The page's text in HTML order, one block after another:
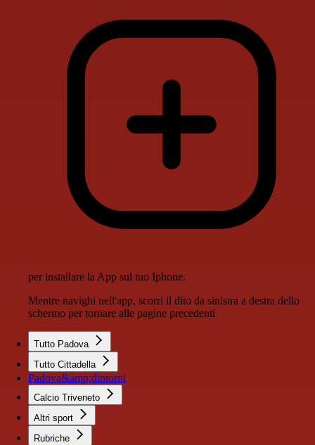
per installare la App sul tuo Iphone.
Mentre navighi nell'app, scorri il dito da sinistra a destra dello
schermo per tornare alle pagine precedenti
Tutto Padova
Tutto Cittadella
Padova&amp;dintorni
Calcio Triveneto
Altri sport
Rubriche